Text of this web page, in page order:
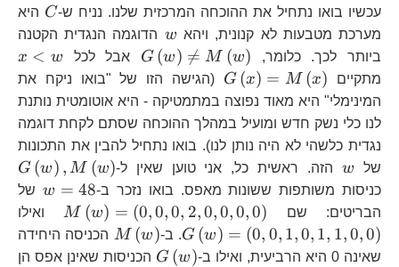
עכשיו בואו נתחיל את ההוכחה המרכזית שלנו. נניח ש-
C
C היא
מערכת מטבעות לא קנונית, ויהא
w
w הדוגמה הנגדית הקטנה
ביותר לכך. כלומר,
G\left(w\right)\ne
M\left(w\right)
G (w) 
= M (w) אבל לכל x < w
מתקיים G (x) = M (x)
(הגישה הזו של "בואו ניקח את
המינימלי" היא מאוד נפוצה במתמטיקה - היא אוטומטית נותנת
לנו כלי נשק חדש ומועיל במהלך ההוכחה שסתם לקחת דוגמה
נגדית כלשהי לא היה נותן לנו). בואו נתחיל להבין את התכונות
של
w w הזה. ראשית כל, אני טוען שאין ל- G (w) , M (w)
כניסות משותפות ששונות מאפס. בואו נזכר ב- w = 48
של
הבריטים: שם
M (w) = (0,0,0, 2,0,0,0, 0) ואילו
G (w) = (0, 0, 1,0, 1, 1,0,0) . ב- M (w)
הכניסה היחידה
שאינה 0 היא הרביעית, ואילו ב-G\left(w\right)
G (w)
הכניסות שאינן אפס הן